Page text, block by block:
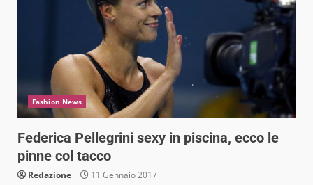
Fashion News
Federica Pellegrini sexy in piscina, ecco le
pinne col tacco
Redazione 11 Gennaio 2017